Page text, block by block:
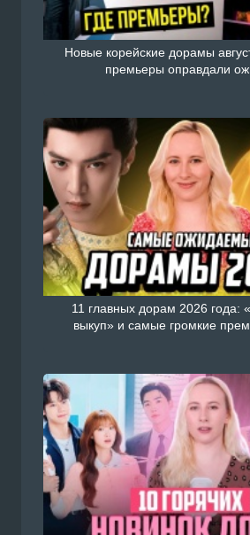
Новые корейские дорамы
премьеры оправдали
11 главных дорам 2026 года:
выкуп» и самые громкие